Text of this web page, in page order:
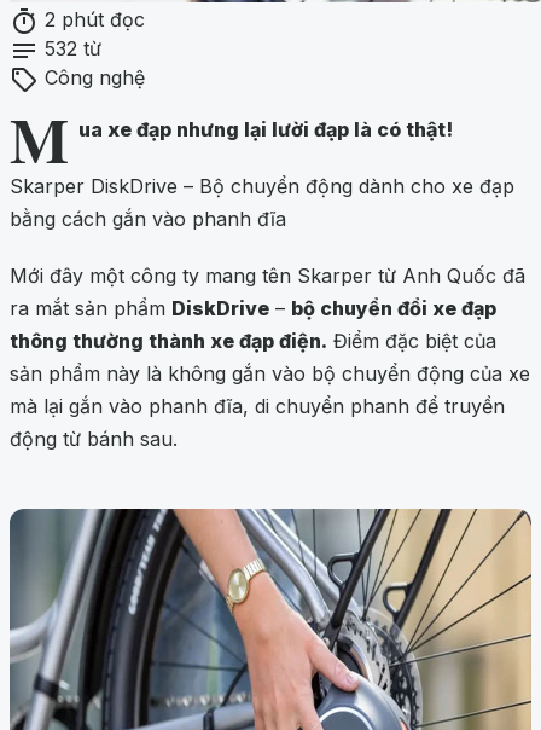
timer 2 phút đọc
notes 532 từ
sell Công nghệ
M ua xe đạp nhưng lại lười đạp là có thật!
Skarper DiskDrive – Bộ chuyển động dành cho xe đạp
bằng cách gắn vào phanh đĩa
Mới đây một công ty mang tên Skarper từ Anh Quốc đã
ra mắt sản phẩm DiskDrive – bộ chuyển đổi xe đạp
thông thường thành xe đạp điện. Điểm đặc biệt của
sản phẩm này là không gắn vào bộ chuyển động của xe
mà lại gắn vào phanh đĩa, di chuyển phanh để truyền
động từ bánh sau.